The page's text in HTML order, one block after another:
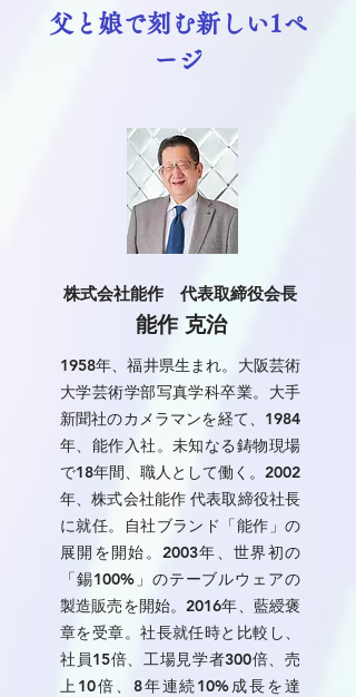
父と娘で刻む新しい1ペ
ージ
株式会社能作 代表取締役会長
能作 克治
1958年、福井県生まれ。大阪芸術
大学芸術学部写真学科卒業。大手
新聞社のカメラマンを経て、1984
年、能作入社。未知なる鋳物現場
で18年間、職人として働く。2002
年、株式会社能作 代表取締役社長
に就任。自社ブランド「能作」の
展開を開始。2003年、世界初の
「錫100%」のテーブルウェアの
製造販売を開始。2016年、藍綬褒
章を受章。社長就任時と比較し、
社員15倍、工場見学者300倍、売
上10倍、8年連続10%成長を達